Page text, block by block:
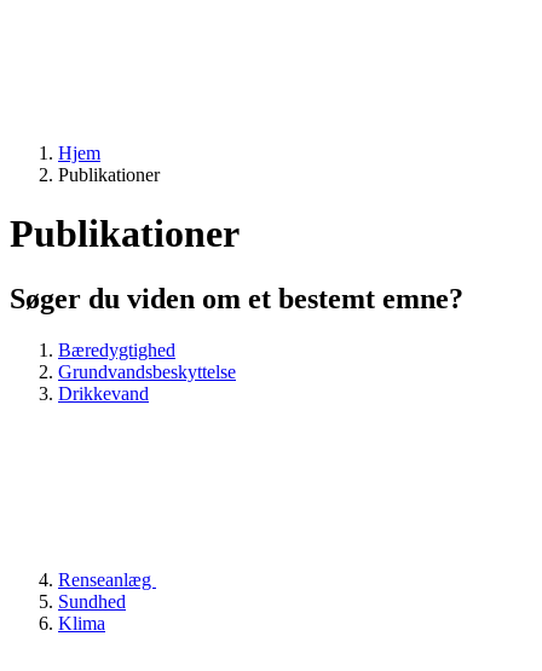
Hjem
Publikationer
Publikationer
Søger du viden om et bestemt emne?
Bæredygtighed
Grundvandsbeskyttelse
Drikkevand
Renseanlæg
Sundhed
Klima